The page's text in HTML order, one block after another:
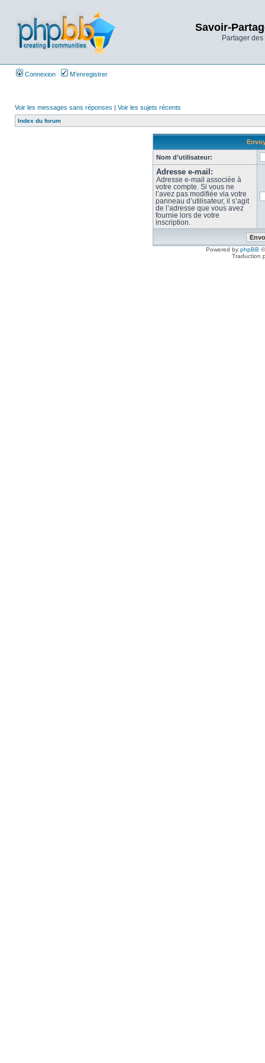
Savoir-
Partager
Connexion M’enregistrer
Voir les messages sans réponses | Voir les sujets récents
Index du forum
Nom d’utilisateur:
Adresse e-mail:
Adresse e-mail associée à
votre compte. Si vous ne
l’avez pas modifiée via votre
panneau d’utilisateur, il s’agit
de l’adresse que vous avez
fournie lors de votre
inscription.
Powered by phpBB
Traduction